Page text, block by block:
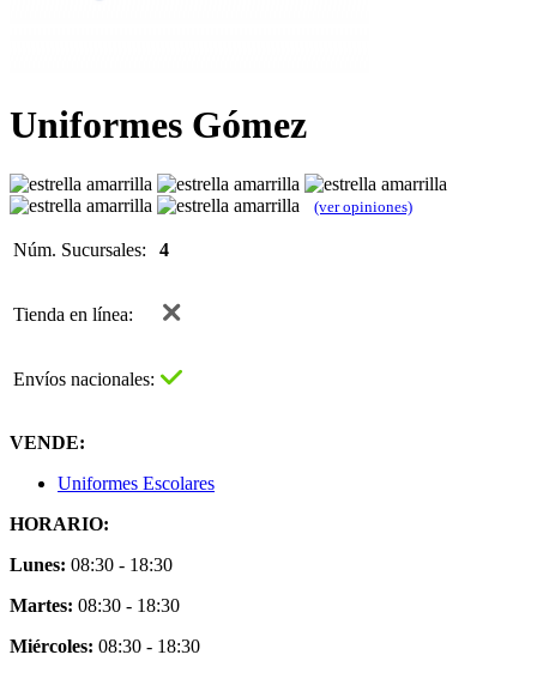
Uniformes Gómez
(ver opiniones)
Núm. Sucursales: 4
Tienda en línea:
Envíos nacionales:
VENDE:
Uniformes Escolares
HORARIO:
Lunes: 08:30 - 18:30
Martes: 08:30 - 18:30
Miércoles: 08:30 - 18:30